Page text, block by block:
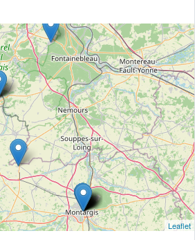
Leaflet